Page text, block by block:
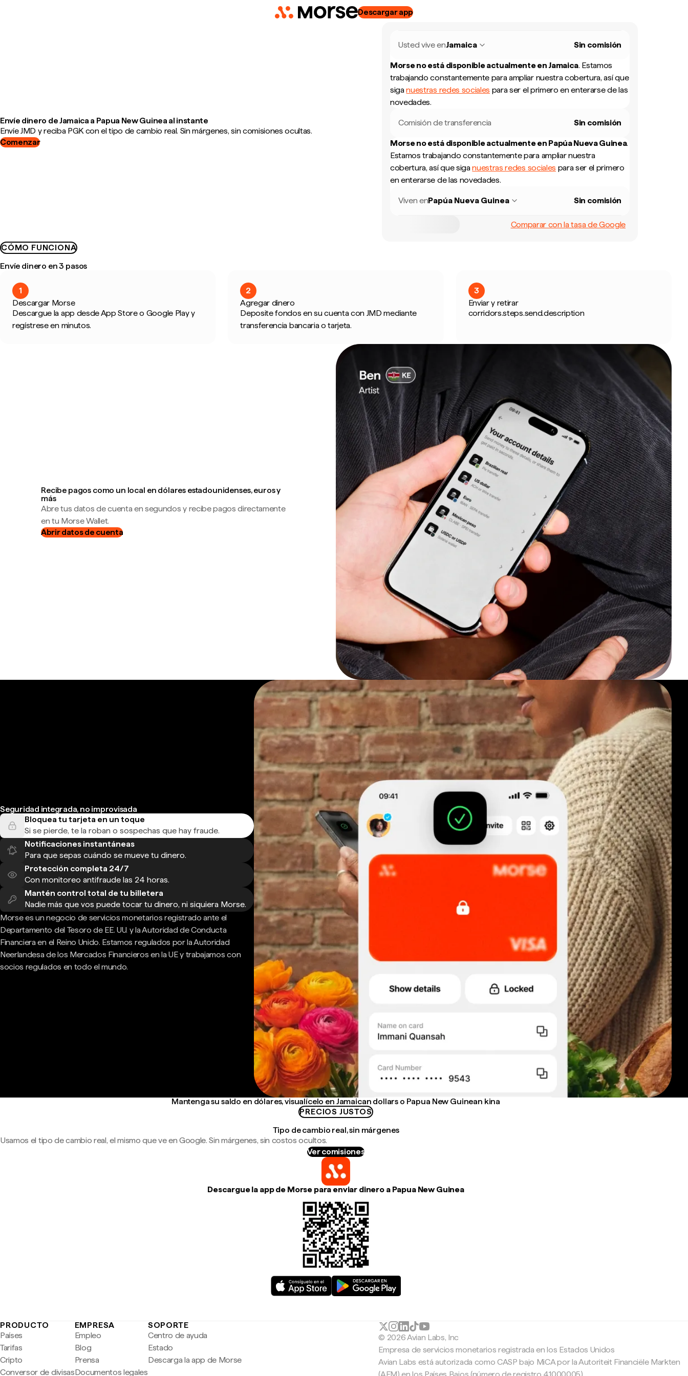
Descargar app
Envíe dinero de Jamaica a Papua New Guinea al instante
Envíe JMD y reciba PGK con el tipo de cambio real. Sin márgenes, sin comisiones ocultas.
Comenzar
Usted vive enJamaica Sin comisión
Morse no está disponible actualmente en Jamaica. Estamos
trabajando constantemente para ampliar nuestra cobertura, así que
siganuestras redes sociales para ser el primero en enterarse de las
novedades.
Comisión de transferencia Sin comisión
Morse no está disponible actualmente en Papúa Nueva Guinea.
Estamos trabajando constantemente para ampliar nuestra
cobertura, así que siganuestras redes sociales para ser el primero
en enterarse de las novedades.
Viven enPapúa Nueva Guinea Sin comisión
Comparar con la tasa de Google
CÓMO FUNCIONA
Envíe dinero en 3 pasos
1
Descargar Morse
Descargue la app desde App Store o Google Play y
regístrese en minutos.
2
Agregar dinero
Deposite fondos en su cuenta con JMD mediante
transferencia bancaria o tarjeta.
3
Enviar y retirar
corridors.steps.send.description
Recibe pagos como un local en dólares estadounidenses, euros y
más
Abre tus datos de cuenta en segundos y recibe pagos directamente
en tu Morse Wallet.
Abrir datos de cuenta
Seguridad integrada, no improvisada
Bloquea tu tarjeta en un toque
Si se pierde, te la roban o sospechas que hay fraude.
Notificaciones instantáneas
Para que sepas cuándo se mueve tu dinero.
Protección completa 24/7
Con monitoreo antifraude las 24 horas.
Mantén control total de tu billetera
Nadie más que vos puede tocar tu dinero, ni siquiera Morse.
Morse es un negocio de servicios monetarios registrado ante el
Departamento del Tesoro de EE. UU. y la Autoridad de Conducta
Financiera en el Reino Unido. Estamos regulados por la Autoridad
Neerlandesa de los Mercados Financieros en la UE y trabajamos con
socios regulados en todo el mundo.
Mantenga su saldo en dólares, visualícelo en Jamaican dollars o Papua New Guinean kina
PRECIOS JUSTOS
Tipo de cambio real, sin márgenes
Usamos el tipo de cambio real, el mismo que ve en Google. Sin márgenes, sin costos ocultos.
Ver comisiones
Descargue la app de Morse para enviar dinero a Papua New Guinea
PRODUCTO
Países
Tarifas
Cripto
Conversor de divisas
EMPRESA
Empleo
Blog
Prensa
Documentos legales
SOPORTE
Centro de ayuda
Estado
Descarga la app de Morse
© 2026 Avian Labs, Inc
Empresa de servicios monetarios registrada en los Estados Unidos
Avian Labs está autorizada como CASP bajo MiCA por la Autoriteit Financiële Markten